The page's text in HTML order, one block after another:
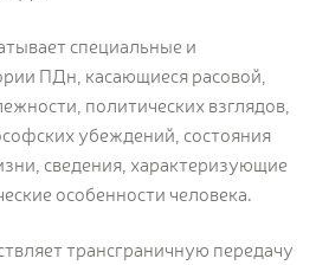
специальные и
ПДн, касающиеся расовой,
политических взглядов,
убеждений, состояния
сведения, характеризующие
особенности человека.
трансграничную передачу